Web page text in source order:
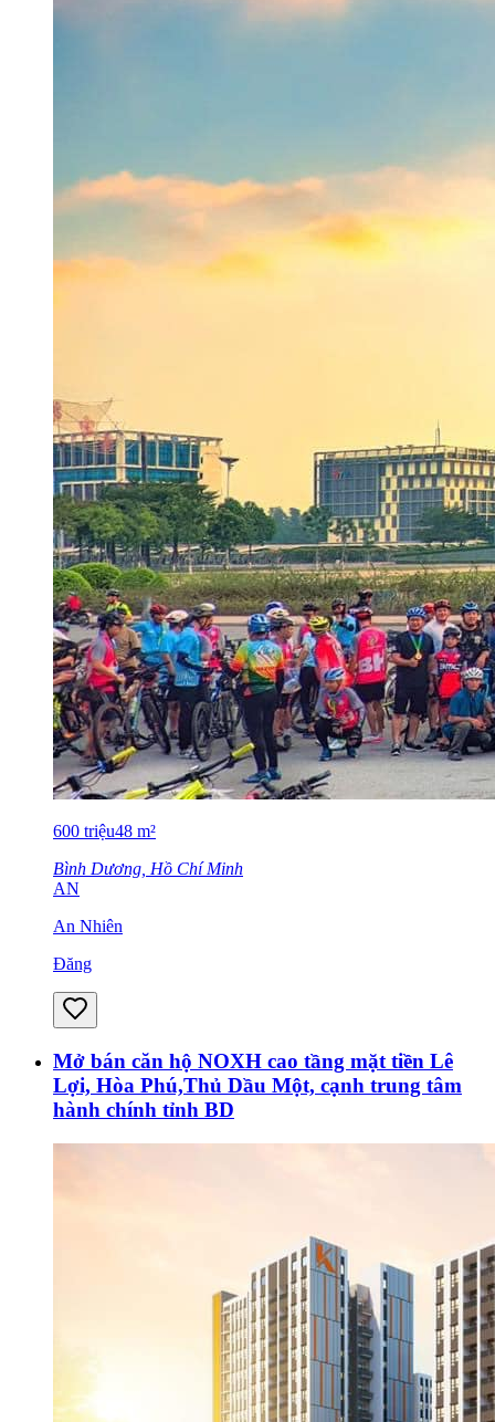
600 triệu48 m²
Bình Dương, Hồ Chí Minh
AN
An Nhiên
Đăng
Mở bán căn hộ NOXH cao tầng mặt tiền Lê
Lợi, Hòa Phú,Thủ Dầu Một, cạnh trung tâm
hành chính tỉnh BD